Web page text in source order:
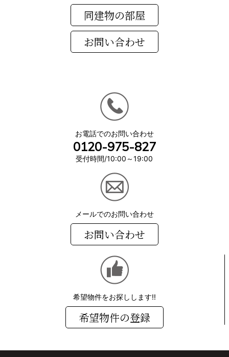
同建物の部屋
お電話でのお問い合わせ
0120-975-827
受付時間/10:00～19:00
メールでのお問い合わせ
お問い合わせ
希望物件をお探しします!!
希望物件の登録